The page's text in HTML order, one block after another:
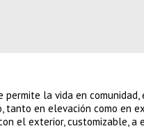
la vida en
en elevación como en
el exterior, customizable, a